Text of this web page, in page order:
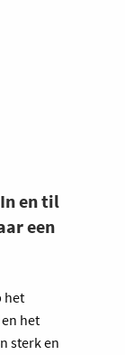
en til
een
het
het
sterk en